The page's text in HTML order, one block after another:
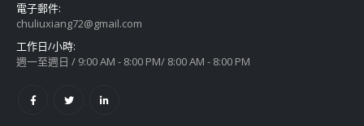
電子郵件:
chuliuxiang72@gmail.com
工作日/小時:
週一至週日 / 9:00 AM - 8:00 PM/ 8:00 AM - 8:00 PM